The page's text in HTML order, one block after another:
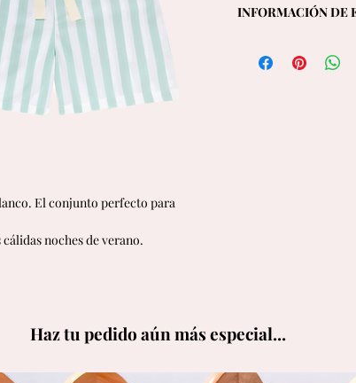
El conjunto perfecto para
cálidas noches de verano.
- Fabricado en
- Lavable a máquina a
Elige tu talla habitual.
Under Sleepwear
INFORMACIÓN DE
todos los pedidos y
Haz tu pedido aún más especial...